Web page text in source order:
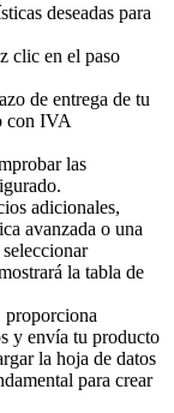
deseadas para
clic en el paso
de entrega de tu
con IVA
las
adicionales,
avanzada o una
la tabla de
proporciona
y envía tu producto
la hoja de datos
para crear